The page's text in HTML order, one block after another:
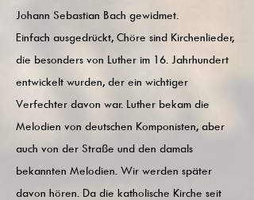
Johann Sebastian Bach gewidmet.
Einfach ausgedrückt, Chöre sind Kirchenlieder,
die besonders von Luther im 16. Jahrhundert
entwickelt wurden, der ein wichtiger
Verfechter davon war. Luther bekam die
Melodien von deutschen Komponisten, aber
auch von der Straße und den damals
bekannten Melodien. Wir werden später
davon hören. Da die katholische Kirche seit